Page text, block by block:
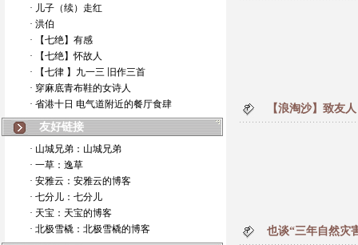
· 儿子（续）走红
· 洪伯
· 【七绝】有感
· 【七绝】怀故人
· 【七律 】九一三 旧作三首
· 穿麻底青布鞋的女诗人
· 省港十日 电气道附近的餐厅食肆
友好链接
· 山城兄弟：山城兄弟
· 一草：逸草
· 安雅云：安雅云的博客
· 七分儿：七分儿
· 天宝：天宝的博客
· 北极雪橇：北极雪橇的博客
【浪淘沙】致友人
也谈“三年自然灾